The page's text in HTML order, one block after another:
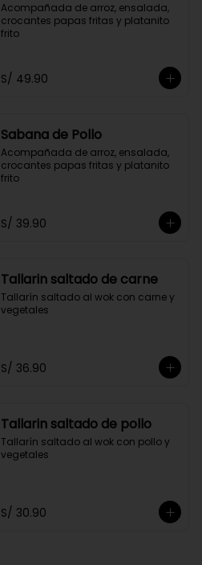
Acompañada de arroz, ensalada,
crocantes papas fritas y platanito
frito
S/ 49.90
Sabana de Pollo
Acompañada de arroz, ensalada,
crocantes papas fritas y platanito
frito
S/ 39.90
Tallarin saltado de carne
Tallarín saltado al wok con carne y
vegetales
S/ 36.90
Tallarin saltado de pollo
Tallarín saltado al wok con pollo y
vegetales
S/ 30.90